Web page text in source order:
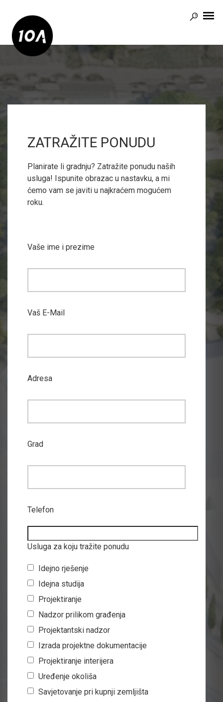
ZATRAŽITE PONUDU
Planirate li gradnju? Zatražite ponudu naših
usluga! Ispunite obrazac u nastavku, a mi
ćemo vam se javiti u najkraćem mogućem
roku.
Vaše ime i prezime
Vaš E-Mail
Adresa
Grad
Telefon
Usluga za koju tražite ponudu
Idejno rješenje
Idejna studija
Projektiranje
Nadzor prilikom građenja
Projektantski nadzor
Izrada projektne dokumentacije
Projektiranje interijera
Uređenje okoliša
Savjetovanje pri kupnji zemljišta